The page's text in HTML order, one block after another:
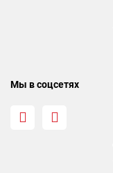
Мы в соцсетях